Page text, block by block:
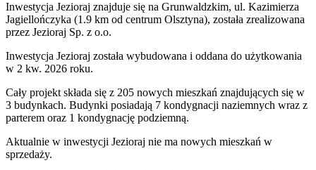
Inwestycja Jezioraj znajduje się na Grunwaldzkim, ul. Kazimierza
Jagiellończyka (1.9 km od centrum Olsztyna), została zrealizowana
przez Jezioraj Sp. z o.o.
Inwestycja Jezioraj została wybudowana i oddana do użytkowania
w 2 kw. 2026 roku.
Cały projekt składa się z 205 nowych mieszkań znajdujących się w
3 budynkach. Budynki posiadają 7 kondygnacji naziemnych wraz z
parterem oraz 1 kondygnację podziemną.
Aktualnie w inwestycji Jezioraj nie ma nowych mieszkań w
sprzedaży.